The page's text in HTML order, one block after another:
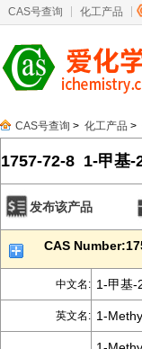
CAS号查询 化工产品
CAS号查询 > 化工产品 >
1757-72-8 1-甲基-
发布该产品
CAS
中文名: 1-甲基-
英文名: 1-